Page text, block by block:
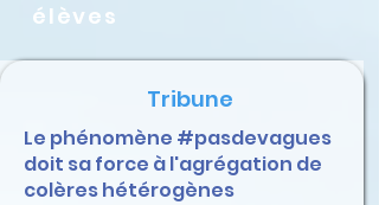
élèves
Tribune
Le phénomène #pasdevagues
doit sa force à l'agrégation de
colères hétérogènes